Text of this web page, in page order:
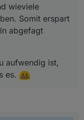
wieviele
Somit erspart
abgefagt
aufwendig ist,
es.